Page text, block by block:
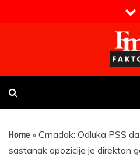
Faktor magazin
Uvijek presudan
Home » Crnadak: Odluka PSS
sastanak opozicije je direktan